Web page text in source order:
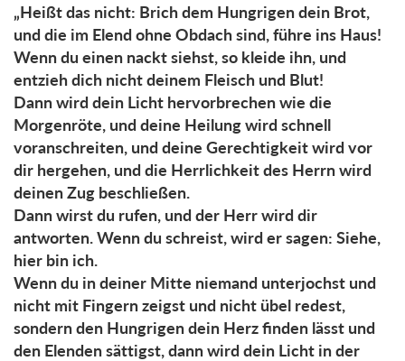
„Heißt das nicht: Brich dem Hungrigen dein Brot,
und die im Elend ohne Obdach sind, führe ins Haus!
Wenn du einen nackt siehst, so kleide ihn, und
entzieh dich nicht deinem Fleisch und Blut!
Dann wird dein Licht hervorbrechen wie die
Morgenröte, und deine Heilung wird schnell
voranschreiten, und deine Gerechtigkeit wird vor
dir hergehen, und die Herrlichkeit des Herrn wird
deinen Zug beschließen.
Dann wirst du rufen, und der Herr wird dir
antworten. Wenn du schreist, wird er sagen: Siehe,
hier bin ich.
Wenn du in deiner Mitte niemand unterjochst und
nicht mit Fingern zeigst und nicht übel redest,
sondern den Hungrigen dein Herz finden lässt und
den Elenden sättigst, dann wird dein Licht in der